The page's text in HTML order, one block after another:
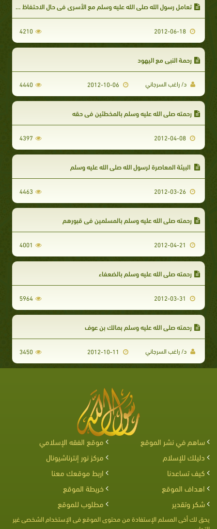
تعامل رسول الله صلى الله عليه وسلم مع الأسرى في حال الاحتفاظ بهم - إطعام الأسرى
4210
رحمة النبي مع اليهود
د/ راغب السرجاني 4440
رحمته صلى الله عليه وسلم بالمخطئين في حقه
4397
البيئة المعاصرة لرسول الله صلى الله عليه وسلم
4463
رحمته صلى الله عليه وسلم بالمسلمين في قبورهم
4001
رحمته صلى الله عليه وسلم بالضعفاء
5964
رحمته صلى الله عليه وسلم بمالك بن عوف
د/ راغب السرجاني 3450
ساهم في نشر الموقع
موقع الفقه الإسلامي
دليلك للإسلام
مركز نور إنترناشيونال
كيف تساعدنا
اربط موقعك معنا
اهداف الموقع
خريطة الموقع
شكر وتقدير
مطلوب للموقع
يحق لك أخى المسلم الإستفادة من محتوى الموقع فى الإستخدام الشخصى غير